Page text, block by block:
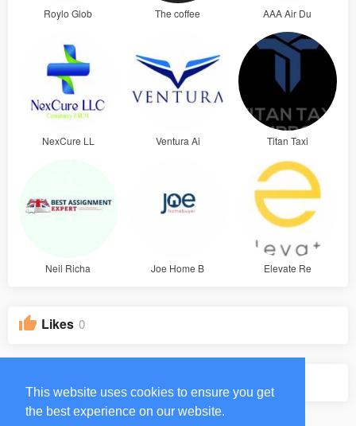
This website uses cookies to ensure you get
the best experience on our website.
Roylo Glob The coffee AAA Air Du
NexCure LL Ventura Ai Titan Taxi
Neil Richa Joe Home B Elevate Re
Likes 0